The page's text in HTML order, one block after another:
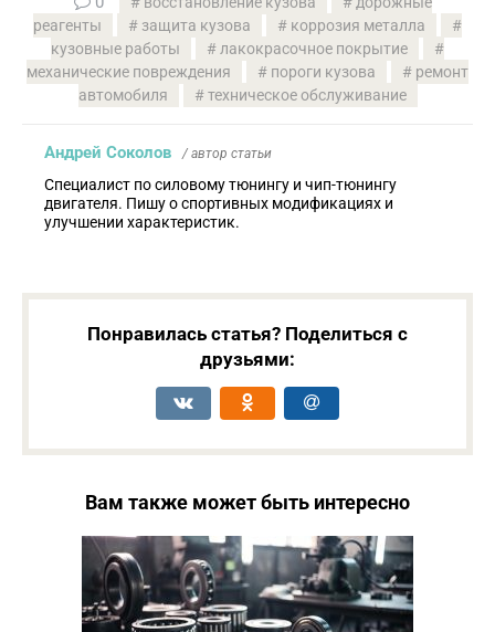
реагенты
защита кузова
коррозия металла
кузовные работы
лакокрасочное покрытие
механические повреждения
пороги кузова
ремонт
автомобиля
техническое обслуживание
Андрей Соколов / автор статьи
Специалист по силовому тюнингу и чип-тюнингу
двигателя. Пишу о спортивных модификациях и
улучшении характеристик.
Понравилась статья? Поделиться с
друзьями:
Вам также может быть интересно